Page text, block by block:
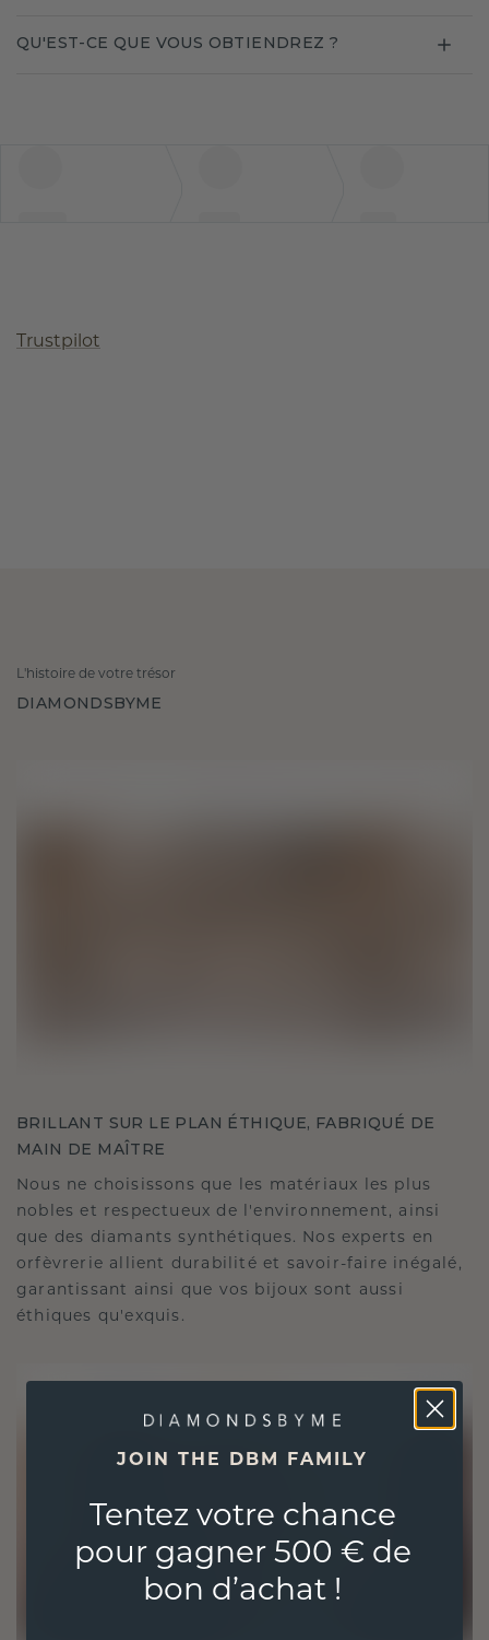
QU'EST-CE QUE VOUS OBTIENDREZ ?
Trustpilot
L'histoire de votre trésor
DIAMONDSBYME
BRILLANT SUR LE PLAN ÉTHIQUE, FABRIQUÉ DE
MAIN DE MAÎTRE
Nous ne choisissons que les matériaux les plus
nobles et respectueux de l'environnement, ainsi
que des diamants synthétiques. Nos experts en
orfèvrerie allient durabilité et savoir-faire inégalé,
garantissant ainsi que vos bijoux sont aussi
éthiques qu'exquis.
JOIN THE DBM FAMILY
Tentez votre chance
pour gagner 500 € de
bon d’achat !